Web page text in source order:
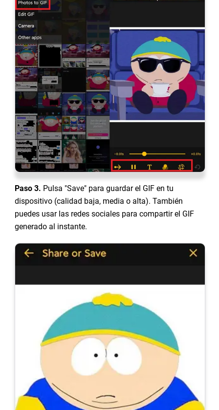
Paso 3. Pulsa "Save" para guardar el GIF en tu
dispositivo (calidad baja, media o alta). También
puedes usar las redes sociales para compartir el GIF
generado al instante.